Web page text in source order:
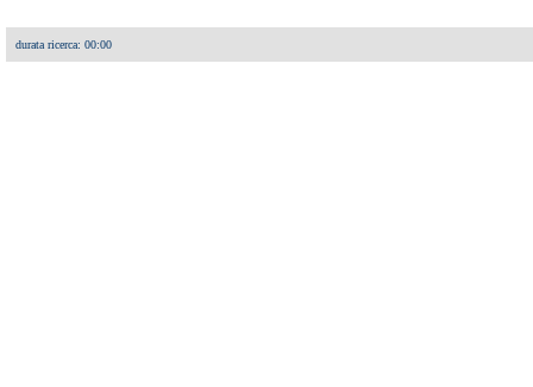
durata ricerca: 00:00